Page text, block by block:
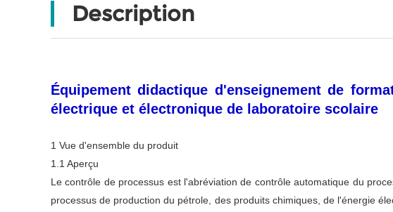
Description
Équipement didactique d'enseignement de
électrique et électronique de laboratoire scolaire
1 Vue d'ensemble du produit
1.1 Aperçu
Le contrôle de processus est l'abréviation de contrôle automatique du
processus de production du pétrole, des produits chimiques, de l'énergie